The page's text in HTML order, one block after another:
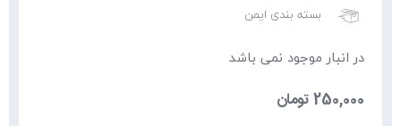
بسته بندی ایمن
در انبار موجود نمی باشد
250,000تومان